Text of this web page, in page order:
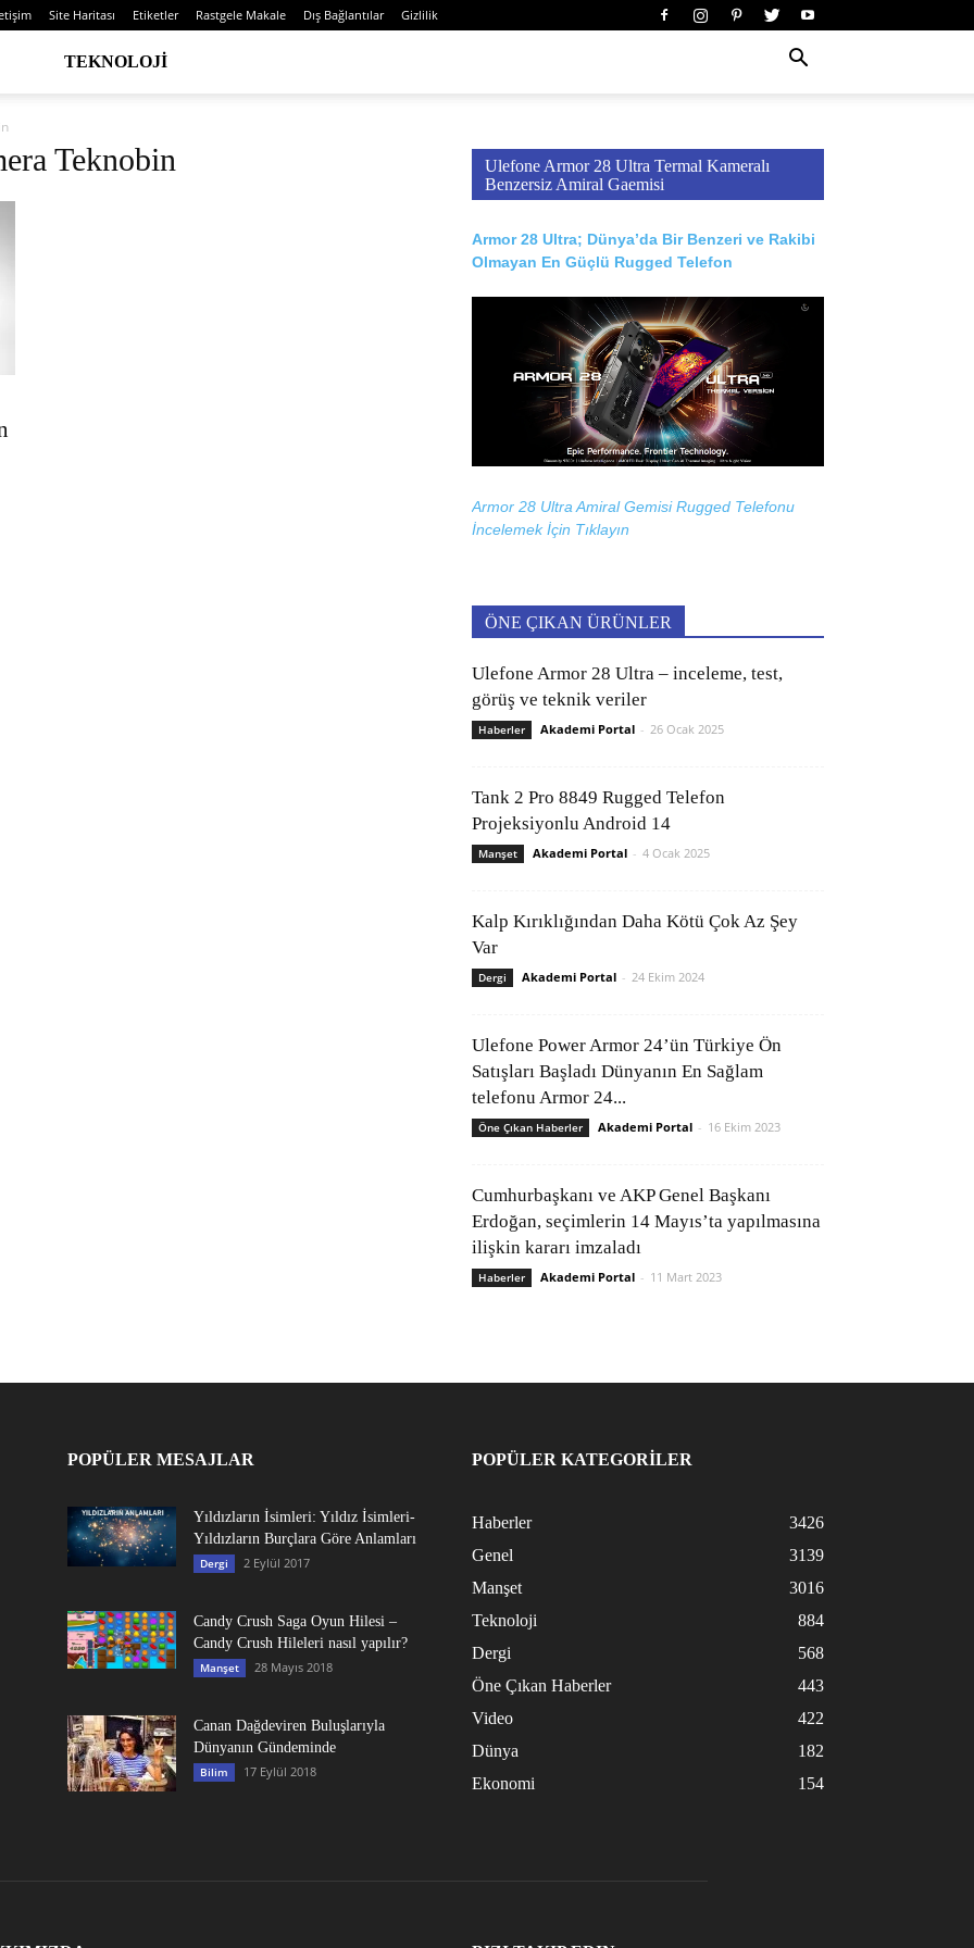
Site Haritası Etiketler Rastgele Makale Dış Bağlantılar Gizlilik
TEKNOLOJI
Teknobin
Ulefone Armor 28 Ultra Termal Kameralı
Benzersiz Amiral Gaemisi
Armor 28 Ultra; Dünya’da Bir Benzeri ve Rakibi
Olmayan En Güçlü Rugged Telefon
Armor 28 Ultra Amiral Gemisi Rugged Telefonu
İncelemek İçin Tıklayın
ÖNE ÇIKAN ÜRÜNLER
Ulefone Armor 28 Ultra – inceleme, test,
görüş ve teknik veriler
Haberler Akademi Portal - 26 Ocak 2025
Tank 2 Pro 8849 Rugged Telefon
Projeksiyonlu Android 14
Manşet Akademi Portal - 4 Ocak 2025
Kalp Kırıklığından Daha Kötü Çok Az Şey
Var
Dergi Akademi Portal - 24 Ekim 2024
Ulefone Power Armor 24’ün Türkiye Ön
Satışları Başladı Dünyanın En Sağlam
telefonu Armor 24...
Öne Çıkan Haberler Akademi Portal - 16 Ekim 2023
Cumhurbaşkanı ve AKP Genel Başkanı
Erdoğan, seçimlerin 14 Mayıs’ta yapılmasına
ilişkin kararı imzaladı
Haberler Akademi Portal - 11 Mart 2023
POPÜLER MESAJLAR
Yıldızların İsimleri: Yıldız İsimleri-
Yıldızların Burçlara Göre Anlamları
Dergi 2 Eylül 2017
Candy Crush Saga Oyun Hilesi –
Candy Crush Hileleri nasıl yapılır?
Manşet 28 Mayıs 2018
Canan Dağdeviren Buluşlarıyla
Dünyanın Gündeminde
Bilim 17 Eylül 2018
POPÜLER KATEGORİLER
Haberler
3426
Genel
3139
Manşet
3016
Teknoloji
884
Dergi
568
Öne Çıkan Haberler
443
Video
422
Dünya
182
Ekonomi
154